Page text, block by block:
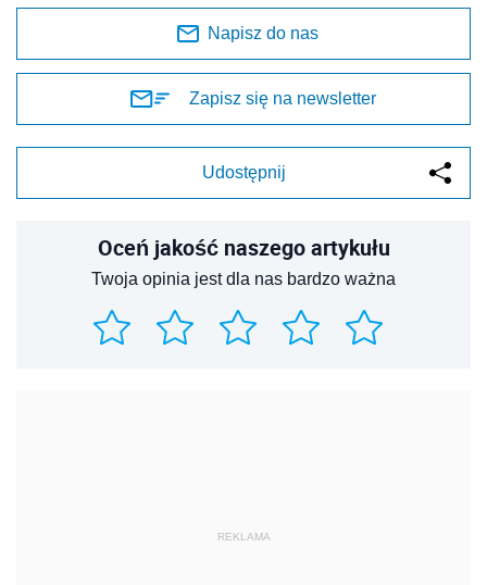
Napisz do nas
Zapisz się na newsletter
Udostępnij
Oceń jakość naszego artykułu
Twoja opinia jest dla nas bardzo ważna
REKLAMA